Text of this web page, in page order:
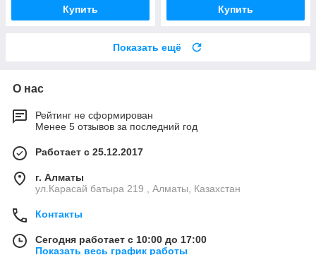
Купить Купить
Показать ещё
О нас
Рейтинг не сформирован
Менее 5 отзывов за последний год
Работает с 25.12.2017
г. Алматы
ул.Карасай батыра 219 , Алматы, Казахстан
Контакты
Сегодня работает с 10:00 до 17:00
Показать весь график работы